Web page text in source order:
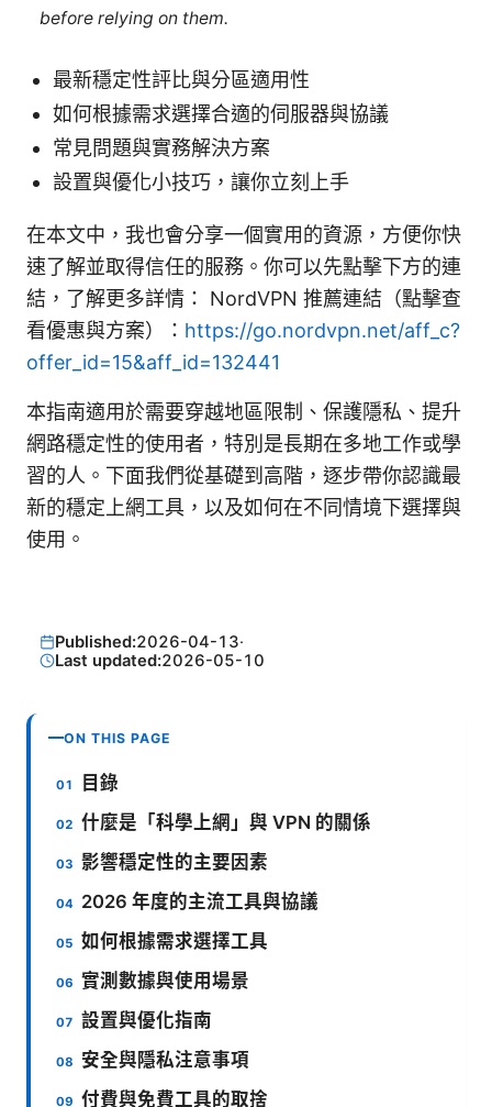
before relying on them.
最新穩定性評比與分區適用性
如何根據需求選擇合適的伺服器與協議
常見問題與實務解決方案
設置與優化小技巧，讓你立刻上手
在本文中，我也會分享一個實用的資源，方便你快
速了解並取得信任的服務。你可以先點擊下方的連
結，了解更多詳情： NordVPN 推薦連結（點擊查
看優惠與方案）： https://go.nordvpn.net/aff_c?
offer_id=15&aff_id=132441
本指南適用於需要穿越地區限制、保護隱私、提升
網路穩定性的使用者，特別是長期在多地工作或學
習的人。下面我們從基礎到高階，逐步帶你認識最
新的穩定上網工具，以及如何在不同情境下選擇與
使用。
Published:2026-04-13·
Last updated:2026-05-10
ON THIS PAGE
目錄
什麼是「科學上網」與 VPN 的關係
影響穩定性的主要因素
2026 年度的主流工具與協議
如何根據需求選擇工具
實測數據與使用場景
設置與優化指南
安全與隱私注意事項
付費與免費工具的取捨